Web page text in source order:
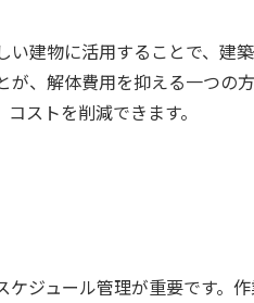
建物に活用することで、建
、解体費用を抑える一つの
ストを削減できます。
ジュール管理が重要です。